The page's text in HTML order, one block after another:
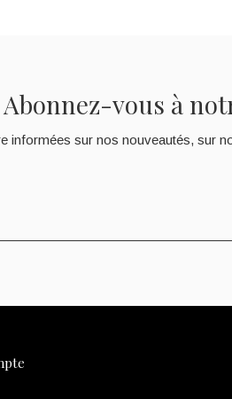
Abonnez-vous à
informées sur nos nouveautés, sur